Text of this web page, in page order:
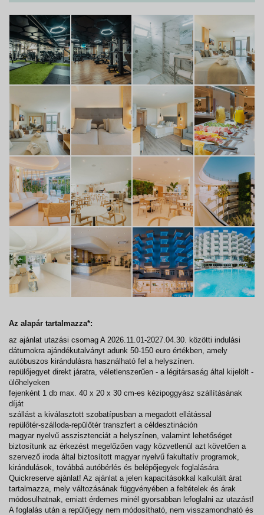
Az alapár tartalmazza*:
az ajánlat utazási csomag A 2026.11.01-2027.04.30. közötti indulási
dátumokra ajándékutalványt adunk 50-150 euro értékben, amely
autóbuszos kirándulásra használható fel a helyszínen.
repülőjegyet direkt járatra, véletlenszerűen - a légitársaság által kijelölt -
ülőhelyeken
fejenként 1 db max. 40 x 20 x 30 cm-es kézipoggyász szállításának
díját
szállást a kiválasztott szobatípusban a megadott ellátással
repülőtér-szálloda-repülőtér transzfert a céldesztináción
magyar nyelvű asszisztenciát a helyszínen, valamint lehetőséget
biztosítunk az érkezést megelőzően vagy közvetlenül azt követően a
szervező iroda által biztosított magyar nyelvű fakultatív programok,
kirándulások, továbbá autóbérlés és belépőjegyek foglalására
Quickreserve ajánlat! Az ajánlat a jelen kapacitásokkal kalkulált árat
tartalmazza, mely változásának függvényében a feltételek és árak
módosulhatnak, emiatt érdemes minél gyorsabban lefoglalni az utazást!
A foglalás után a repülőjegy nem módosítható, nem visszamondható és